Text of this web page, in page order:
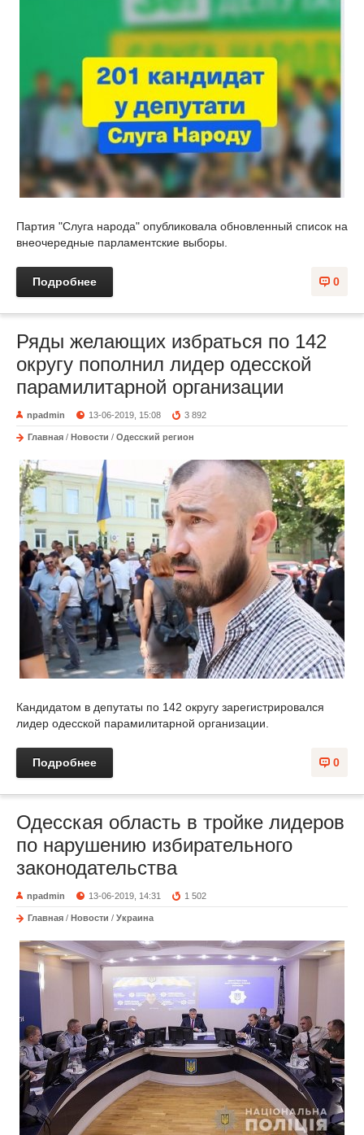
Партия "Слуга народа" опубликовала обновленный список на
внеочередные парламентские выборы.
0
Подробнее
Ряды желающих избраться по 142
округу пополнил лидер одесской
парамилитарной организации
npadmin 13-06-2019, 15:08 3 892
Главная / Новости / Одесский регион
Кандидатом в депутаты по 142 округу зарегистрировался
лидер одесской парамилитарной организации.
0
Подробнее
Одесская область в тройке лидеров
по нарушению избирательного
законодательства
npadmin 13-06-2019, 14:31 1 502
Главная / Новости / Украина